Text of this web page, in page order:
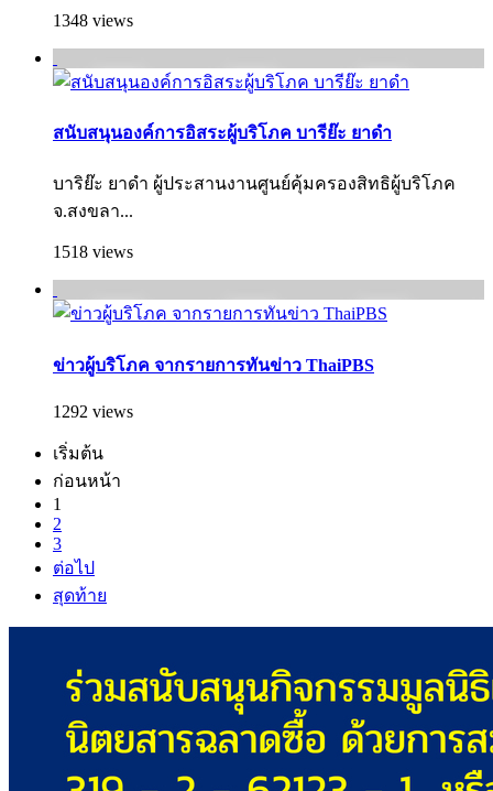
1348 views
สนับสนุนองค์การอิสระผู้บริโภค บารีย๊ะ ยาดำ
บาริย๊ะ ยาดำ ผู้ประสานงานศูนย์คุ้มครองสิทธิผู้บริโภค
จ.สงขลา...
1518 views
ข่าวผู้บริโภค จากรายการทันข่าว ThaiPBS
1292 views
เริ่มต้น
ก่อนหน้า
1
2
3
ต่อไป
สุดท้าย